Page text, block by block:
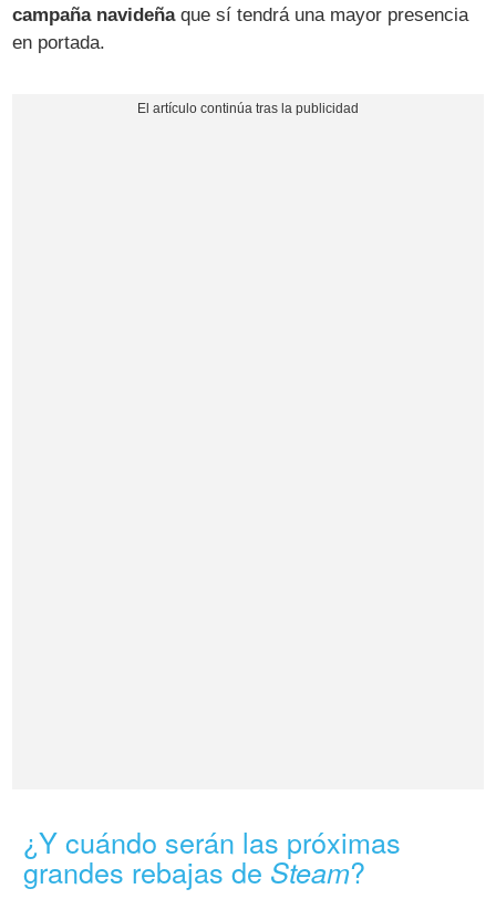
campaña navideñaque sí tendrá una mayor presencia
en portada.
¿Y cuándo serán las próximas
grandes rebajas de Steam?